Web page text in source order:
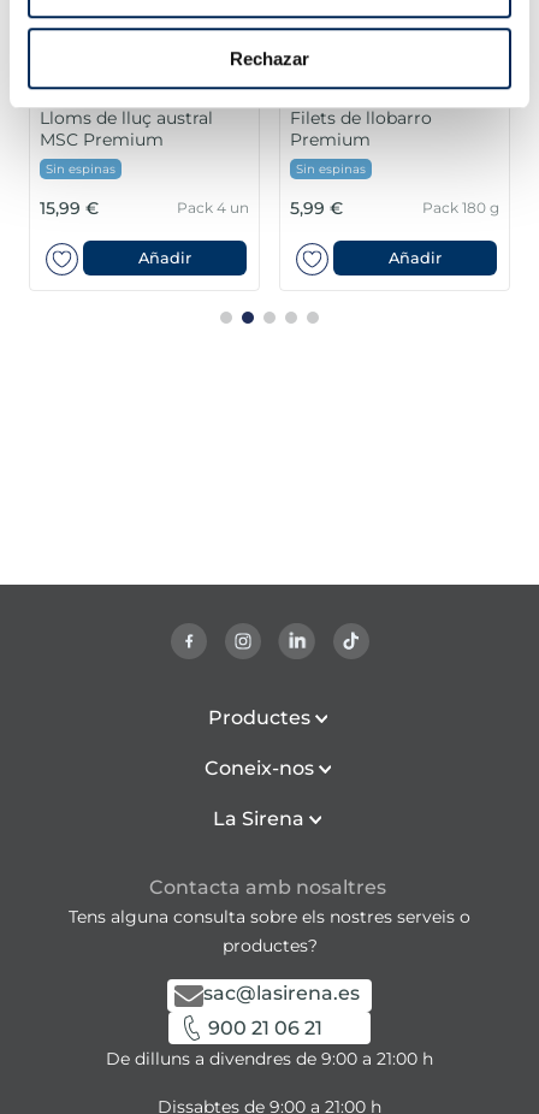
Rechazar
Lloms de lluç austral
MSC Premium
Sin espinas
15,99 € Pack 4 un
Añadir
Filets de llobarro
Premium
Sin espinas
5,99 € Pack 180 g
Añadir
Productes
Coneix-nos
La Sirena
Contacta amb nosaltres
Tens alguna consulta sobre els nostres serveis o
productes?
sac@lasirena.es
900 21 06 21
De dilluns a divendres de 9:00 a 21:00 h
Dissabtes de 9:00 a 21:00 h